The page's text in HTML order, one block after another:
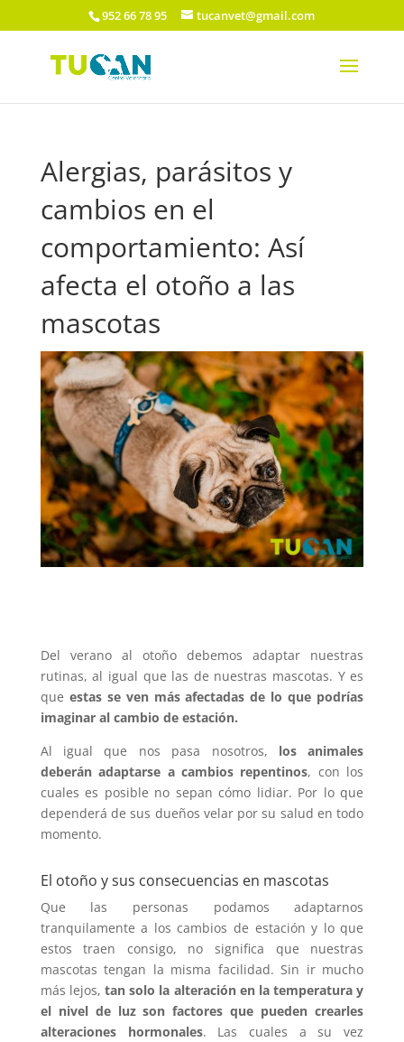
952 66 78 95 tucanvet@gmail.com
Alergias, parásitos y
cambios en el
comportamiento: Así
afecta el otoño a las
mascotas
Del verano al otoño debemos adaptar nuestras
rutinas, al igual que las de nuestras mascotas. Y es
que estas se ven más afectadas de lo que podrías
imaginar al cambio de estación.
Al igual que nos pasa nosotros, los animales
deberán adaptarse a cambios repentinos, con los
cuales es posible no sepan cómo lidiar. Por lo que
dependerá de sus dueños velar por su salud en todo
momento.
El otoño y sus consecuencias en mascotas
Que las personas podamos adaptarnos
tranquilamente a los cambios de estación y lo que
estos traen consigo, no significa que nuestras
mascotas tengan la misma facilidad. Sin ir mucho
más lejos,tan solo la alteración en la temperatura y
el nivel de luz son factores que pueden crearles
alteraciones hormonales. Las cuales a su vez